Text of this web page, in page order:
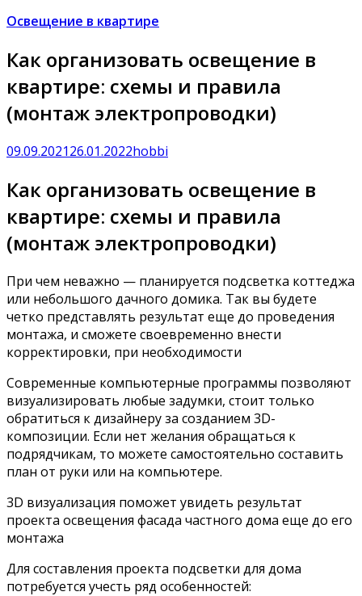
Освещение в квартире
Как организовать освещение в
квартире: схемы и правила
(монтаж электропроводки)
09.09.202126.01.2022hobbi
Как организовать освещение в
квартире: схемы и правила
(монтаж электропроводки)
При чем неважно — планируется подсветка коттеджа
или небольшого дачного домика. Так вы будете
четко представлять результат еще до проведения
монтажа, и сможете своевременно внести
корректировки, при необходимости
Современные компьютерные программы позволяют
визуализировать любые задумки, стоит только
обратиться к дизайнеру за созданием 3D-
композиции. Если нет желания обращаться к
подрядчикам, то можете самостоятельно составить
план от руки или на компьютере.
3D визуализация поможет увидеть результат
проекта освещения фасада частного дома еще до его
монтажа
Для составления проекта подсветки для дома
потребуется учесть ряд особенностей: